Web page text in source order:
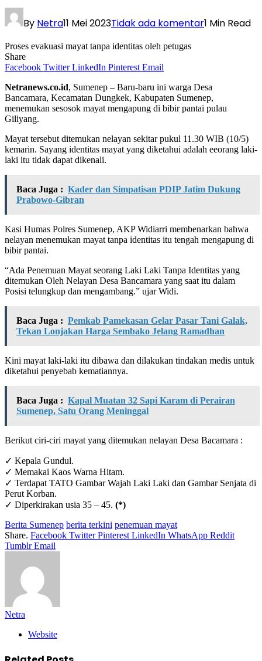
By Netra11 Mei 2023Tidak ada komentar1 Min Read
Proses evakuasi mayat tanpa identitas oleh petugas
Share
Facebook Twitter LinkedIn Pinterest Email
Netranews.co.id, Sumenep – Baru-baru ini warga Desa
Bancamara, Kecamatan Dungkek, Kabupaten Sumenep,
menemukan sesosok mayat mengapung di bibir pantai pulau
Giliyang.
Mayat tersebut ditemukan nelayan sekitar pukul 11.30 WIB (10/5)
kemarin. Sayang identitas mayat yang diketahui adalah eeorang laki-
laki itu tidak dapat dikenali.
Baca Juga : Kader dan Simpatisan PDIP Jatim Dukung
Prabowo-Gibran
Kasi Humas Polres Sumenep, AKP Widiarri membenarkan bahwa
nelayan menemukan mayat tanpa identitas itu tengah mengapung di
bibir pantai.
“Ada Penemuan Mayat seorang Laki Laki Tanpa Identitas yang
ditemukan Oleh Nelayan Desa Bancamara yang saat itu dalam
Posisi telungkup dan mengambang.” ujar Widi.
Baca Juga : Pemkab Pamekasan Gelar Pasar Tani Galak,
Tekan Lonjakan Harga Sembako Jelang Ramadhan
Kini mayat laki-laki itu dibawa dan dilakukan tindakan medis untuk
diketahui penyebab kematiannya.
Baca Juga : Kapal Muatan 32 Sapi Karam di Perairan
Sumenep, Satu Orang Meninggal
Berikut ciri-ciri mayat yang ditemukan nelayan Desa Bacamara :
✓ Kepala Gundul.
✓ Memakai Kaos Warna Hitam.
✓ Terdapat TATO Gambar Wajah Laki Laki dan Gambar Senjata di
Perut Korban.
✓ Diperkirakan usia 35 – 45. (*)
Berita Sumenep berita terkini penemuan mayat
Share. Facebook Twitter Pinterest LinkedIn WhatsApp Reddit
Tumblr Email
Netra
Website